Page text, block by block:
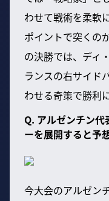
わせて戦術を柔軟
ポイントで突くの
の決勝では、ディ
ランスの右サイド
わせる奇策で勝利
Q. アルゼンチン
ーを展開すると予
今大会のアルゼン